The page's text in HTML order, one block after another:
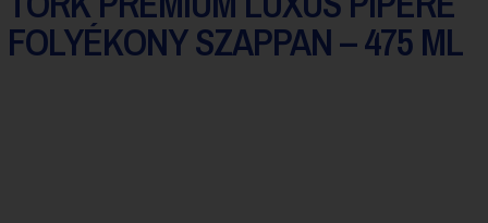
FOLYÉKONY SZAPPAN – 475 ML